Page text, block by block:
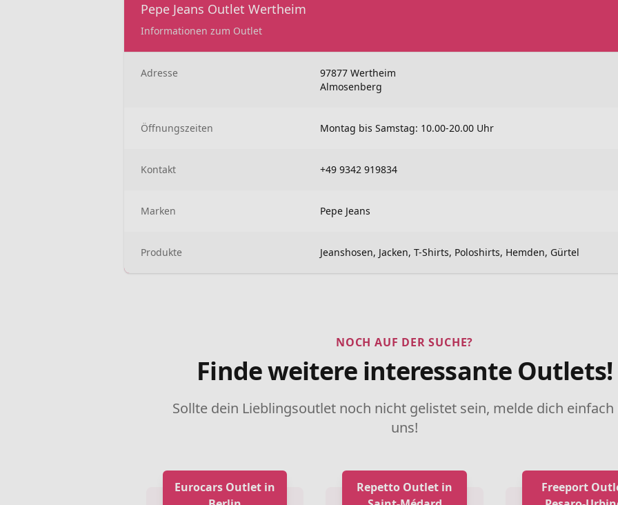
Pepe Jeans Outlet Wertheim
Informationen zum Outlet
Adresse
97877 Wertheim
Almosenberg
Öffnungszeiten Montag bis Samstag: 10.00-20.00 Uhr
Kontakt +49 9342 919834
Marken Pepe Jeans
Produkte Jeanshosen, Jacken, T-Shirts, Poloshirts, Hemden, Gürtel
NOCH AUF DER SUCHE?
Finde weitere interessante Outlets!
Sollte dein Lieblingsoutlet noch nicht gelistet sein, melde dich einfach
uns!
Eurocars Outlet in
Repetto Outlet in
Freeport